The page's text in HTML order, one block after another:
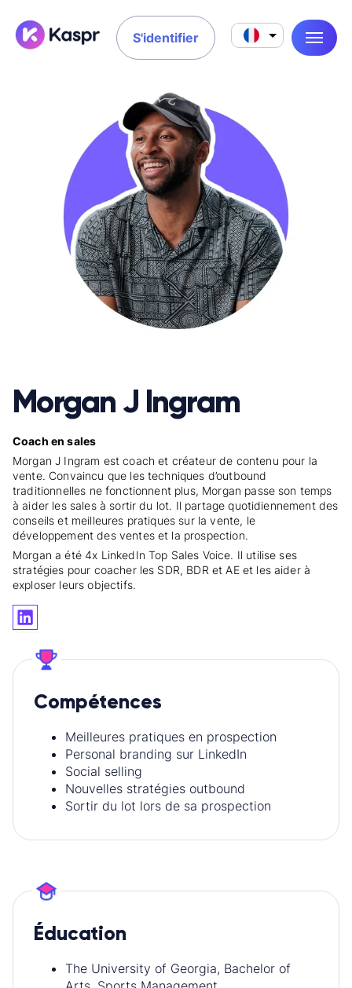
S'identifier
Morgan J Ingram
Coach en sales
Morgan J Ingram est coach et créateur de contenu pour la
vente. Convaincu que les techniques d’outbound
traditionnelles ne fonctionnent plus, Morgan passe son temps
à aider les sales à sortir du lot. Il partage quotidiennement des
conseils et meilleures pratiques sur la vente, le
développement des ventes et la prospection.
Morgan a été 4x LinkedIn Top Sales Voice. Il utilise ses
stratégies pour coacher les SDR, BDR et AE et les aider à
exploser leurs objectifs.
Compétences
Meilleures pratiques en prospection
Personal branding sur LinkedIn
Social selling
Nouvelles stratégies outbound
Sortir du lot lors de sa prospection
Éducation
The University of Georgia, Bachelor of